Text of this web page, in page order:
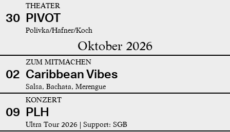
30
THEATER
PIVOT
Polivka/Hafner/Koch
Oktober 2026
02
ZUM MITMACHEN
Caribbean Vibes
Salsa, Bachata, Merengue
09
KONZERT
PLH
Ultra Tour 2026 | Support: SGB